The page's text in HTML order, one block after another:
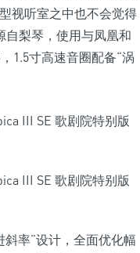
视听室之中也不会觉得
自梨琴，使用与凤凰和
1.5寸高速音圈配备“涡
率”设计，全面优化幅